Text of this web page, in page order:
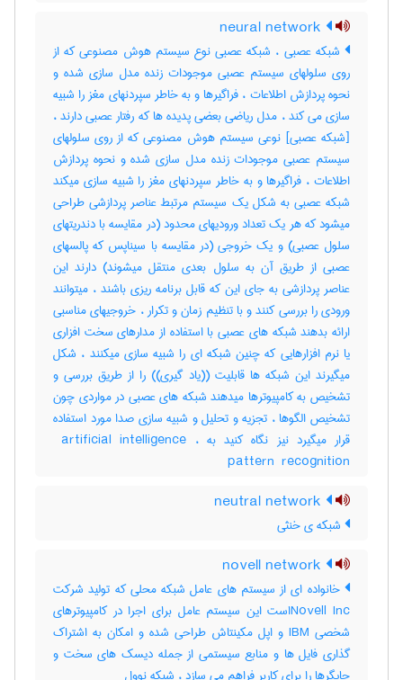
شبکه عصبی ، شبکه عصبی نوع سیستم هوش مصنوعی که از
روی سلولهای سیستم عصبی موجودات زنده مدل سازی شده و
نحوه پردازش اطلاعات ، فراگیرها و به خاطر سپردنهای مغز را شبیه
سازی می کند ، مدل ریاضی بعضی پدیده ها که رفتار عصبی دارند ،
[شبکه عصبی] نوعی سیستم هوش مصنوعی که از روی سلولهای
سیستم عصبی موجودات زنده مدل سازی شده و نحوه پردازش
اطلاعات ، فراگیرها و به خاطر سپردنهای مغز را شبیه سازی میکند
شبکه عصبی به شکل یک سیستم مرتبط عناصر پردازشی طراحی
میشود که هر یک تعداد ورودیهای محدود (در مقایسه با دندریتهای
سلول عصبی) و یک خروجی (در مقایسه با سیناپس که پالسهای
عصبی از طریق آن به سلول بعدی منتقل میشوند) دارند این
عناصر پردازشی به جای این که قابل برنامه ریزی باشند ، میتوانند
ورودی را بررسی کنند و با تنظیم زمان و تکرار ، خروجیهای مناسبی
ارائه بدهند شبکه های عصبی با استفاده از مدارهای سخت افزاری
یا نرم افزارهایی که چنین شبکه ای را شبیه سازی میکنند ، شکل
میگیرند این شبکه ها قابلیت ((یاد گیری)) را از طریق بررسی و
تشخیص به کامپیوترها میدهند شبکه های عصبی در مواردی چون
تشخیص الگوها ، تجزیه و تحلیل و شبیه سازی صدا مورد استفاده
قرار میگیرد نیز نگاه کنید به ‎ artificial intelligence ،
‎pattern ‎ recognition
شبکه ی خنثی
خانواده ای از سیستم های عامل شبکه محلی که تولید شرکت
Novell Incاست این سیستم عامل برای اجرا در کامپیوترهای
شخصی IBM و اپل مکینتاش طراحی شده و امکان به اشتراک
گذاری فایل ها و منابع سیستمی از جمله دیسک های سخت و